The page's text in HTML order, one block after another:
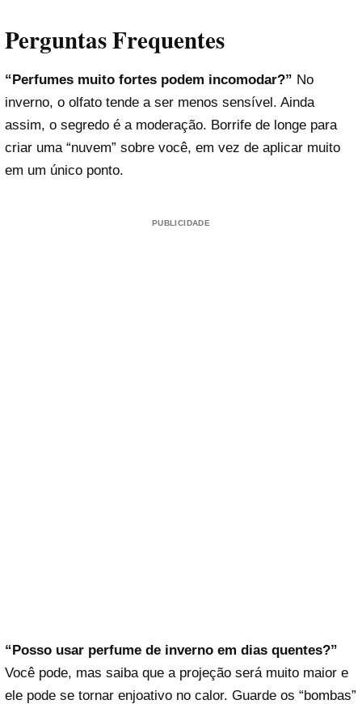
Perguntas Frequentes
“Perfumes muito fortes podem incomodar?” No
inverno, o olfato tende a ser menos sensível. Ainda
assim, o segredo é a moderação. Borrife de longe para
criar uma “nuvem” sobre você, em vez de aplicar muito
em um único ponto.
PUBLICIDADE
“Posso usar perfume de inverno em dias quentes?”
Você pode, mas saiba que a projeção será muito maior e
ele pode se tornar enjoativo no calor. Guarde os “bombas”